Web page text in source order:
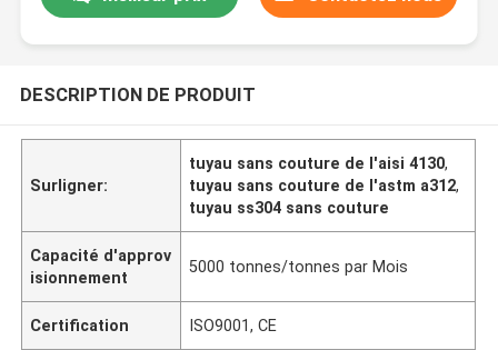
DESCRIPTION DE PRODUIT
Surligner:
tuyau sans couture de l'aisi 4130,
tuyau sans couture de l'astm a312,
tuyau ss304 sans couture
Capacité d'approv
isionnement
5000 tonnes/tonnes par Mois
Certification ISO9001, CE